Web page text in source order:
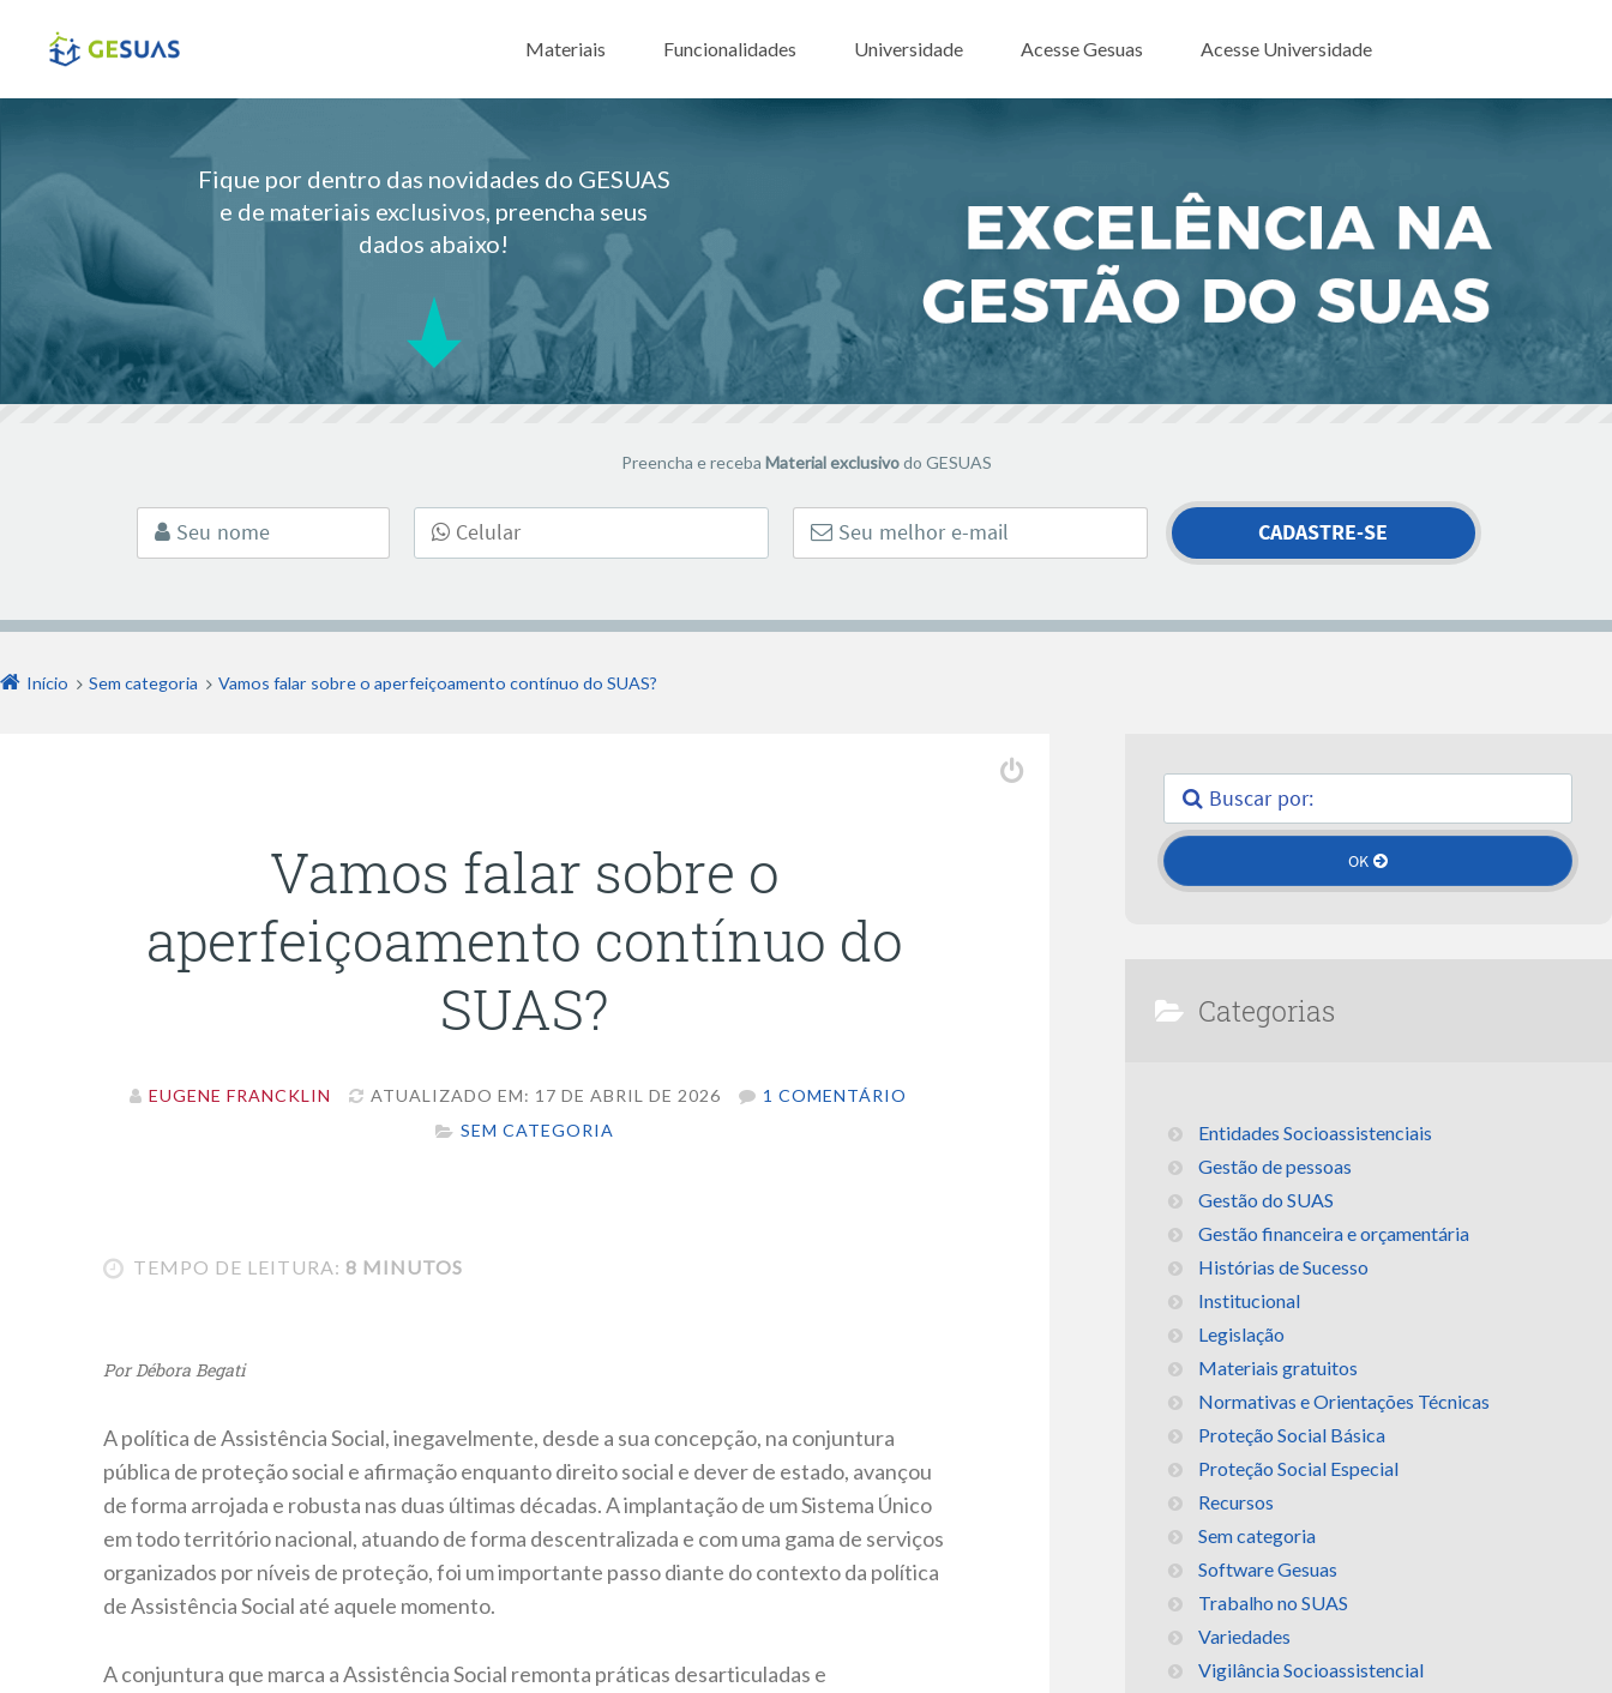
Materiais Funcionalidades Universidade Acesse Gesuas Acesse Universidade
Fique por dentro das novidades do GESUAS
e de materiais exclusivos, preencha seus
dados abaixo!
Preencha e receba Material exclusivodo GESUAS
Início Sem categoria Vamos falar sobre o aperfeiçoamento contínuo do SUAS?
Vamos falar sobre o
aperfeiçoamento contínuo do
SUAS?
EUGENE FRANCKLIN ATUALIZADO EM: 17 DE ABRIL DE 2026
1 COMENTÁRIO
SEM CATEGORIA
TEMPO DE LEITURA: 8 MINUTOS
Por Débora Begati
A política de Assistência Social, inegavelmente, desde a sua concepção, na conjuntura
pública de proteção social e afirmação enquanto direito social e dever de estado, avançou
de forma arrojada e robusta nas duas últimas décadas. A implantação de um Sistema Único
em todo território nacional, atuando de forma descentralizada e com uma gama de serviços
organizados por níveis de proteção, foi um importante passo diante do contexto da política
de Assistência Social até aquele momento.
A conjuntura que marca a Assistência Social remonta práticas desarticuladas e
Categorias
Entidades Socioassistenciais
Gestão de pessoas
Gestão do SUAS
Gestão financeira e orçamentária
Histórias de Sucesso
Institucional
Legislação
Materiais gratuitos
Normativas e Orientações Técnicas
Proteção Social Básica
Proteção Social Especial
Recursos
Sem categoria
Software Gesuas
Trabalho no SUAS
Variedades
Vigilância Socioassistencial